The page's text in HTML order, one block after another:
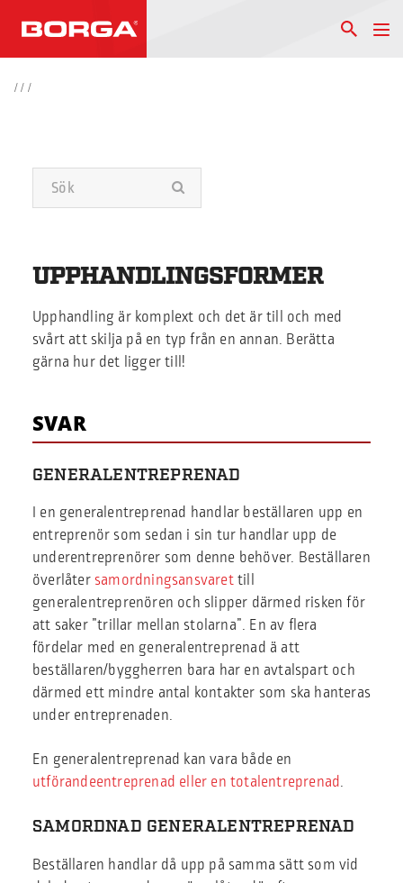
// /
UPPHANDLINGSFORMER
Upphandling är komplext och det är till och med
svårt att skilja på en typ från en annan. Berätta
gärna hur det ligger till!
SVAR
GENERALENTREPRENAD
I en generalentreprenad handlar beställaren upp en
entreprenör som sedan i sin tur handlar upp de
underentreprenörer som denne behöver. Beställaren
överlåtersamordningsansvarettill
generalentreprenören och slipper därmed risken för
att saker ”trillar mellan stolarna”. En av flera
fördelar med en generalentreprenad ä att
beställaren/byggherren bara har en avtalspart och
därmed ett mindre antal kontakter som ska hanteras
under entreprenaden.
En generalentreprenad kan vara både en
utförandeentreprenad eller en totalentreprenad.
SAMORDNAD GENERALENTREPRENAD
Beställaren handlar då upp på samma sätt som vid